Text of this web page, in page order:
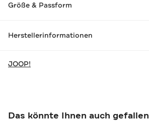
Größe & Passform
Herstellerinformationen
JOOP!
Das könnte Ihnen auch gefallen